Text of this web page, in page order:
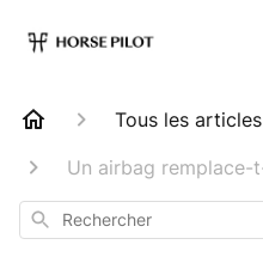
Tous les articles
Un airbag remplace-
Rechercher